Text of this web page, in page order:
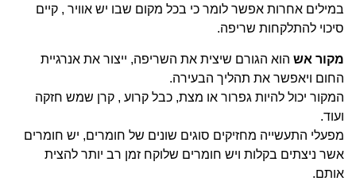
במילים אחרות אפשר לומר כי בכל מקום שבו יש אוויר , קיים
סיכוי להתלקחות שריפה.
מקור אש הוא הגורם שיצית את השריפה, ייצור את אנרגיית
החום ויאפשר את תהליך הבעירה.
המקור יכול להיות גפרור או מצת, כבל קרוע , קרן שמש חזקה
ועוד.
מפעלי התעשייה מחזיקים סוגים שונים של חומרים, יש חומרים
אשר ניצתים בקלות ויש חומרים שלוקח זמן רב יותר להצית
אותם.